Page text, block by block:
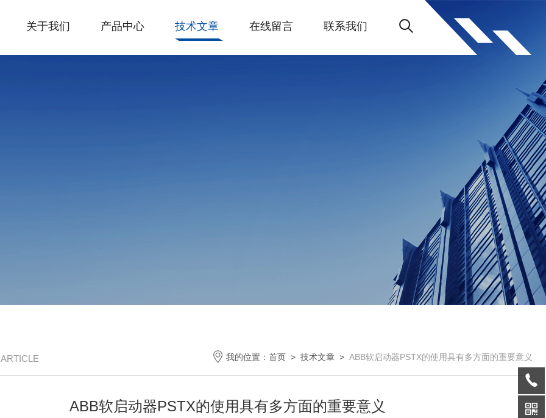
关于我们 产品中心 技术文章 在线留言 联系我们
我的位置： 首页 > 技术文章 > ABB软启动器PSTX的使用具有多方面的重要意义
ABB软启动器PSTX的使用具有多方面的重要意义